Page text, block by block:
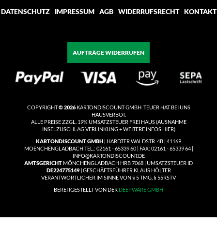
DATENSCHUTZ
IMPRESSUM AGB WIDERRUFSRECHT KONTAKT
AUFTRÄGE WIDERRUFEN
COPYRIGHT© 2026KARTONDISCOUNT GMBH TEUER HAT BEI UNS
HAUSVERBOT.
ALLE PREISE ZZGL. 19% UMSATZSTEUER FREI HAUS(AUSNAHME
INSELZUSCHLAG VERLINKUNG + WEITERE INFOS HIER)
KARTONDISCOUNT GMBH | HARDTER WALDSTR. 4B | 41169
MOENCHENGLADBACH TEL.: 02161 - 65339 60 | FAX: 02161 - 65339 64 |
INFO@KARTONDISCOUNT.DE
AMTSGERICHT MÖNCHENGLADBACH HRB 7068 | UMSATZSTEUER ID
DE224775149 |GESCHÄFTSFÜHRER KLAUS HÖLTER
VERANTWORTLICHER IM SINNE VON § 5 TMG, § 55RSTV
BEREITGESTELLT VON DER DEEPWARE GMBH